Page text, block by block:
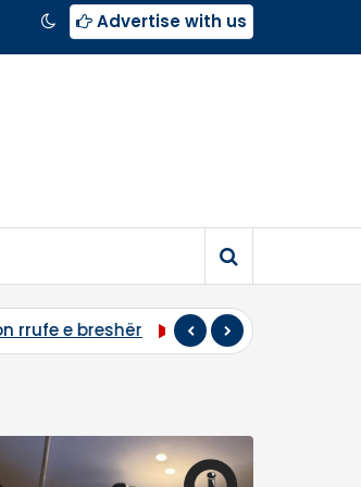
Advertise with us
thirret sot seanca, takimi i radhës